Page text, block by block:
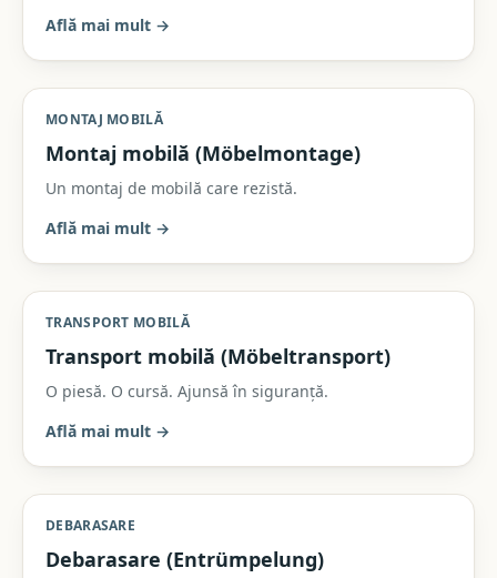
Află mai mult →
MONTAJ MOBILĂ
Montaj mobilă (Möbelmontage)
Un montaj de mobilă care rezistă.
Află mai mult →
TRANSPORT MOBILĂ
Transport mobilă (Möbeltransport)
O piesă. O cursă. Ajunsă în siguranță.
Află mai mult →
DEBARASARE
Debarasare (Entrümpelung)